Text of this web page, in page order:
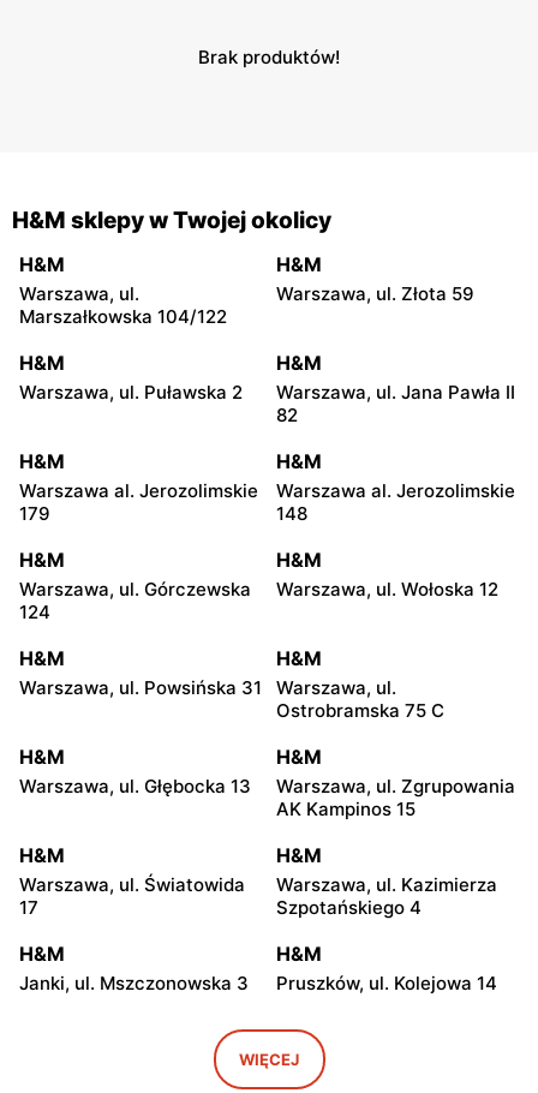
Brak produktów!
H&M sklepy w Twojej okolicy
H&M
Warszawa, ul.
Marszałkowska 104/122
H&M
Warszawa, ul. Złota 59
H&M
Warszawa, ul. Puławska 2
H&M
Warszawa, ul. Jana Pawła II
82
H&M
Warszawa al. Jerozolimskie
179
H&M
Warszawa al. Jerozolimskie
148
H&M
Warszawa, ul. Górczewska
124
H&M
Warszawa, ul. Wołoska 12
H&M
Warszawa, ul. Powsińska 31
H&M
Warszawa, ul.
Ostrobramska 75 C
H&M
Warszawa, ul. Głębocka 13
H&M
Warszawa, ul. Zgrupowania
AK Kampinos 15
H&M
Warszawa, ul. Światowida
17
H&M
Warszawa, ul. Kazimierza
Szpotańskiego 4
H&M
Janki, ul. Mszczonowska 3
H&M
Pruszków, ul. Kolejowa 14
Piaseczno, ul. Puławska 46
H&M
Wołomin, ul. Geodetów 2
WIĘCEJ